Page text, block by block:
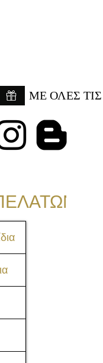
ME ΟΛΕΣ